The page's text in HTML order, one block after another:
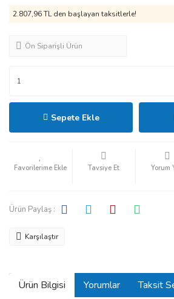
2.807,96 TL den başlayan taksitlerle!
Ön Siparişli Ürün
Sepete Ekle
Tavsiye Et Yorum
Ürün Paylaş :
Karşılaştır
Ürün Bilgisi Yorumlar Taksit